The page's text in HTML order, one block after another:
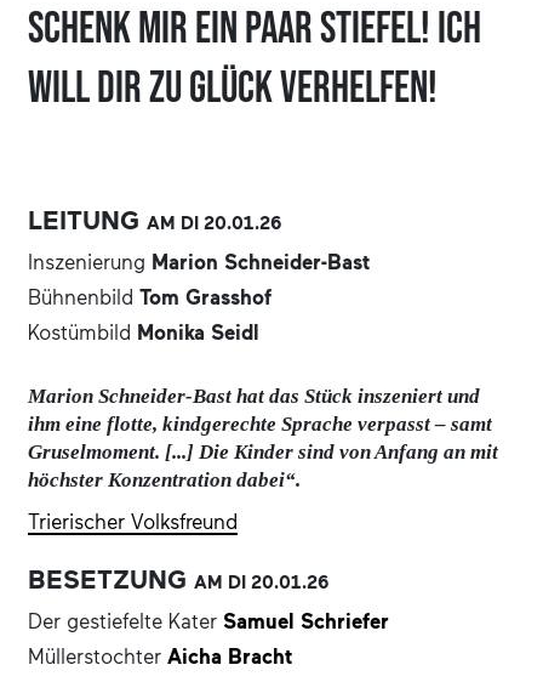
Schenk mir ein Paar Stiefel! Ich
will dir zu Glück verhelfen!
LEITUNGAM DI20.01.26
Inszenierung Marion Schneider-Bast
Bühnenbild Tom Grasshof
Kostümbild Monika Seidl
Marion Schneider-Bast hat das Stück inszeniert und
ihm eine flotte, kindgerechte Sprache verpasst – samt
Gruselmoment. [...] Die Kinder sind von Anfang an mit
höchster Konzentration dabei“.
Trierischer Volksfreund
BESETZUNGAM DI20.01.26
Der gestiefelte Kater Samuel Schriefer
Müllerstochter Aicha Bracht